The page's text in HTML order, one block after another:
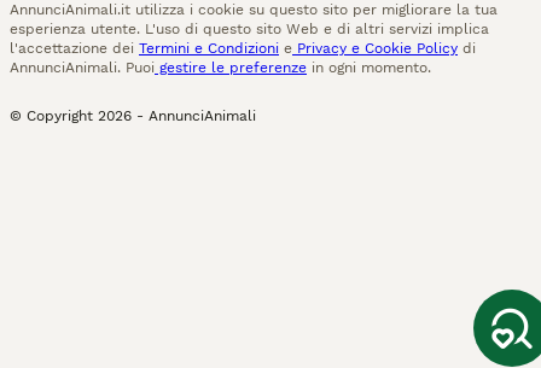
AnnunciAnimali.it utilizza i cookie su questo sito per migliorare la tua
esperienza utente. L'uso di questo sito Web e di altri servizi implica
l'accettazione dei Termini e Condizioni e Privacy e Cookie Policy di
AnnunciAnimali. Puoi gestire le preferenze in ogni momento.
© Copyright 2026 - AnnunciAnimali